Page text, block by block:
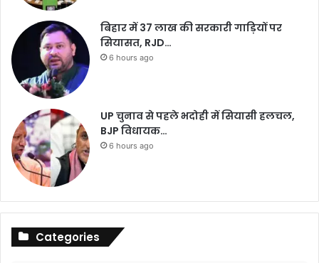
बिहार में 37 लाख की सरकारी गाड़ियों पर
सियासत, RJD…
6 hours ago
UP चुनाव से पहले भदोही में सियासी हलचल,
BJP विधायक…
6 hours ago
Categories